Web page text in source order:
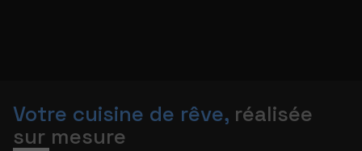
Votre cuisine de rêve, réalisée
sur mesure